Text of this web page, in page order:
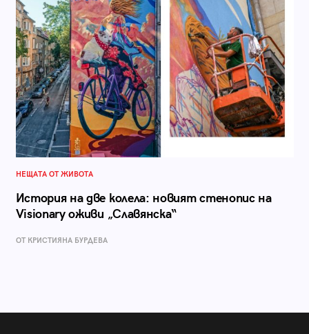
НЕЩАТА ОТ ЖИВОТА
История на две колела: новият стенопис на
Visionary оживи „Славянска“
ОТ КРИСТИЯНА БУРДЕВА